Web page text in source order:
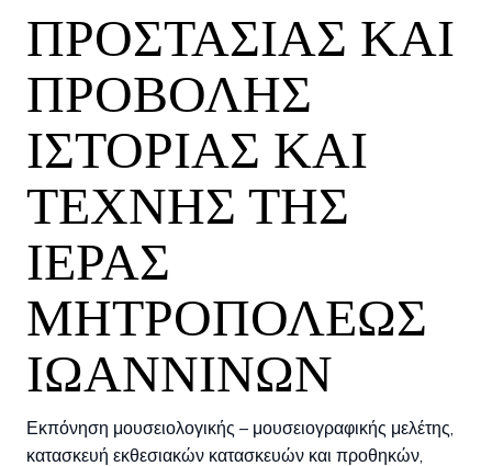
ΠΡΟΣΤΑΣΙΑΣ ΚΑΙ
ΠΡΟΒΟΛΗΣ
ΙΣΤΟΡΙΑΣ ΚΑΙ
ΤΕΧΝΗΣ ΤΗΣ
ΙΕΡΑΣ
ΜΗΤΡΟΠΟΛΕΩΣ
ΙΩΑΝΝΙΝΩΝ
Εκπόνηση μουσειολογικής – μουσειογραφικής μελέτης,
κατασκευή εκθεσιακών κατασκευών και προθηκών,